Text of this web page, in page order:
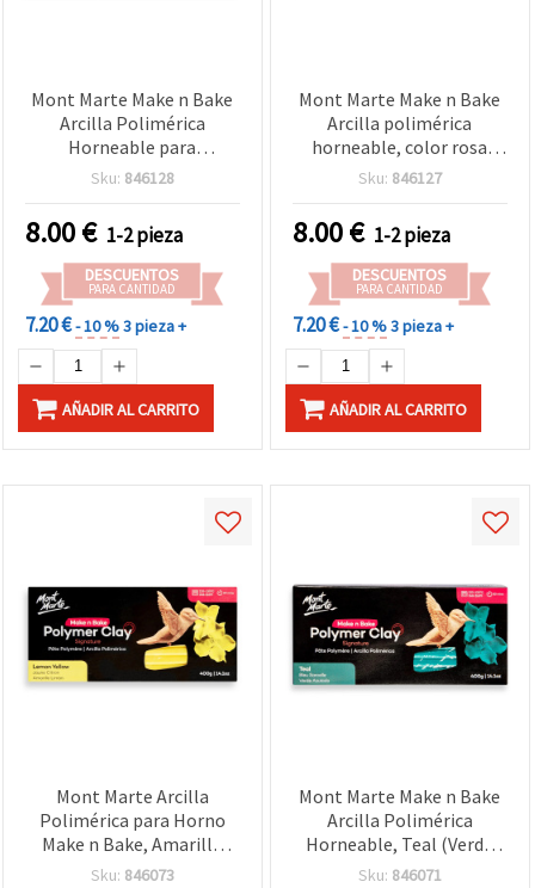
Mont Marte Make n Bake
Arcilla Polimérica
Horneable para
Manualidades, Lavanda,
Sku: 846128
8.00€ 1-2 pieza
DESCUENTOS
PARA CANTIDAD
7.20 €- 10 %3 pieza +
AÑADIR AL CARRITO
Mont Marte Make n Bake
Arcilla polimérica
horneable, color rosa
bebé, 400 g
Sku: 846127
8.00€ 1-2 pieza
DESCUENTOS
PARA CANTIDAD
7.20 €- 10 %3 pieza +
AÑADIR AL CARRITO
Mont Marte Arcilla
Polimérica para Horno
Make n Bake, Amarillo
Limón, 400 g
Sku: 846073
Mont Marte Make n Bake
Arcilla Polimérica
Horneable, Teal (Verde
Azulado), 400 g
Sku: 846071